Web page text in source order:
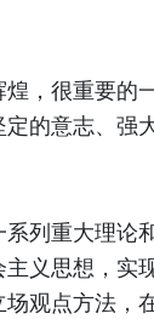
，很重要的
的意志、
列重大理论
义思想，实
观点方法，